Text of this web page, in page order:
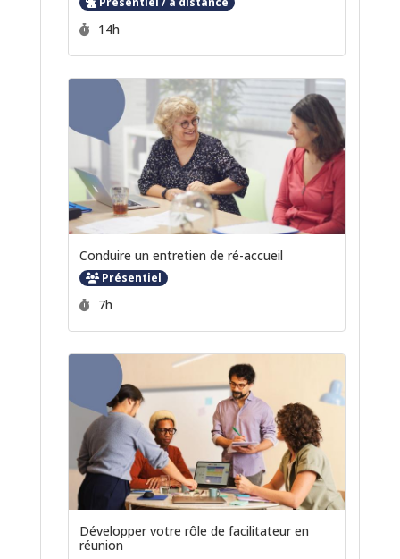
Durée :
14h
Conduire un entretien de ré-accueil
Présentiel
Durée :
7h
Développer votre rôle de facilitateur en
réunion